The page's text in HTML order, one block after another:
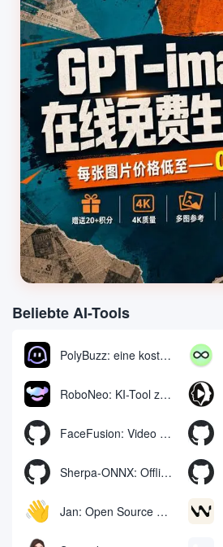
Beliebte AI-Tools
PolyBuzz: eine kostenlose Chat- und Rollenspielplattform für die Interaktion mit KI-Charakteren
RoboNeo: KI-Tool zur Erstellung und Bearbeitung von Videos und Bildern per Chat
FaceFusion: Video Face Swap Enhancement Tool | Voice Sync Video Mouth Moves
Sherpa-ONNX: Offline-Spracherkennung und -synthese mit ONNXRuntime
Jan: Open Source Offline-KI-Assistent, ChatGPT-Ersatz, lokale KI-Modelle oder Verbindung zur Cloud-KI